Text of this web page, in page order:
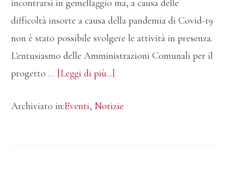
incontrarsi in gemellaggio ma, a causa delle
difficoltà insorte a causa della pandemia di Covid-19
non è stato possibile svolgere le attività in presenza.
L'entusiasmo delle Amministrazioni Comunali per il
progetto … [Leggi di più...]
tra
Archiviato in:Eventi, Notizie